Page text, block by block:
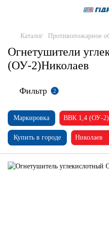
Каталог Противопожарное
Огнетушители
(ОУ-2)Николаев
Фильтр 2
Маркировка ВВК 1,4 (ОУ-2)
Купить в городе Николаев